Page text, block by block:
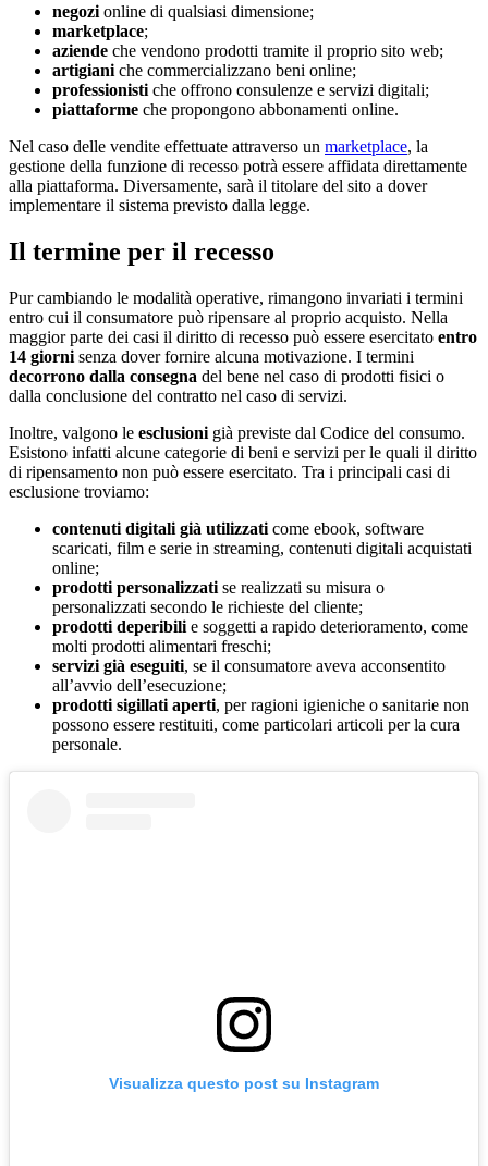
negozi online di qualsiasi dimensione;
marketplace;
aziende che vendono prodotti tramite il proprio sito web;
artigiani che commercializzano beni online;
professionisti che offrono consulenze e servizi digitali;
piattaforme che propongono abbonamenti online.
Nel caso delle vendite effettuate attraverso un marketplace, la
gestione della funzione di recesso potrà essere affidata direttamente
alla piattaforma. Diversamente, sarà il titolare del sito a dover
implementare il sistema previsto dalla legge.
Il termine per il recesso
Pur cambiando le modalità operative, rimangono invariati i termini
entro cui il consumatore può ripensare al proprio acquisto. Nella
maggior parte dei casi il diritto di recesso può essere esercitato entro
14 giorni senza dover fornire alcuna motivazione. I termini
decorrono dalla consegna del bene nel caso di prodotti fisici o
dalla conclusione del contratto nel caso di servizi.
Inoltre, valgono le esclusioni già previste dal Codice del consumo.
Esistono infatti alcune categorie di beni e servizi per le quali il diritto
di ripensamento non può essere esercitato. Tra i principali casi di
esclusione troviamo:
contenuti digitali già utilizzati come ebook, software
scaricati, film e serie in streaming, contenuti digitali acquistati
online;
prodotti personalizzati se realizzati su misura o
personalizzati secondo le richieste del cliente;
prodotti deperibili e soggetti a rapido deterioramento, come
molti prodotti alimentari freschi;
servizi già eseguiti, se il consumatore aveva acconsentito
all’avvio dell’esecuzione;
prodotti sigillati aperti, per ragioni igieniche o sanitarie non
possono essere restituiti, come particolari articoli per la cura
personale.
Visualizza questo post su Instagram